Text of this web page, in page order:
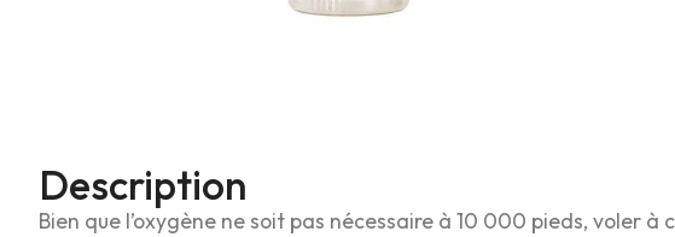
Description
Bien que l’oxygène ne soit pas nécessaire à 10 000 pieds, voler